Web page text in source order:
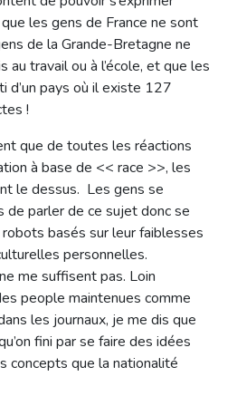
les gens de France ne sont
de la Grande-Bretagne ne
au travail ou à l’école, et que les
d’un pays où il existe 127
!
que de toutes les réactions
à base de << race >>, les
le dessus. Les gens se
de parler de ce sujet donc se
basés sur leur faiblesses
personnelles.
me suffisent pas. Loin
people maintenues comme
les journaux, je me dis que
fini par se faire des idées
concepts que la nationalité